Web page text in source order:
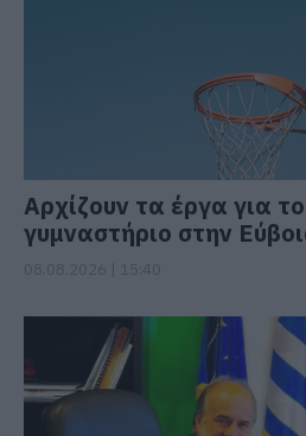
Αρχίζουν τα έργα για
γυμναστήριο στην